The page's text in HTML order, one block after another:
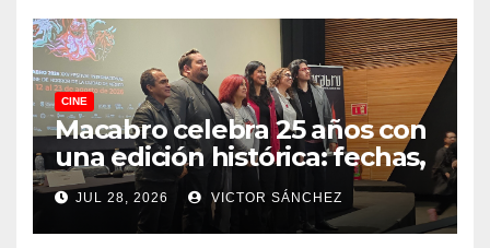
CINE
Macabro celebra 25 años con
una edición histórica: fechas,
sedes, invitados y todo lo que
debes saber
JUL 28, 2026 VICTOR SÁNCHEZ